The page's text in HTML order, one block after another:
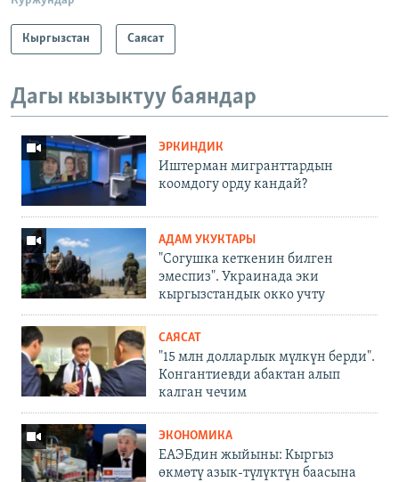
Кыргызстан Саясат
Дагы кызыктуу баяндар
ЭРКИНДИК
Иштерман мигранттардын
коомдогу орду кандай?
АДАМ УКУКТАРЫ
"Согушка кеткенин билген
эмеспиз". Украинада эки
кыргызстандык окко учту
САЯСАТ
"15 млн долларлык мүлкүн берди".
Конгантиевди абактан алып
калган чечим
ЭКОНОМИКА
ЕАЭБдин жыйыны: Кыргыз
өкмөтү азык-түлүктүн баасына